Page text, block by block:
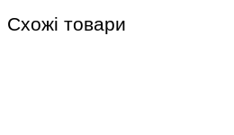
Схожі товари